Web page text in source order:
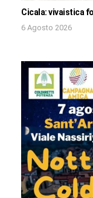
Cicala: vivaistica
6 Agosto 2026